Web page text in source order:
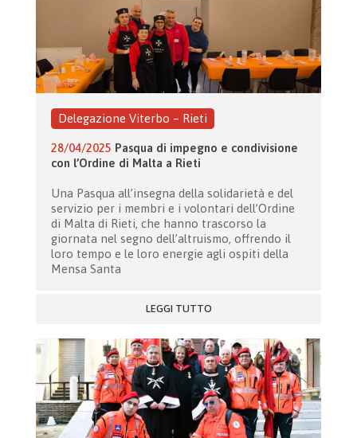
Delegazione Viterbo – Rieti
28/04/2025 Pasqua di impegno e condivisione
con l’Ordine di Malta a Rieti
Una Pasqua all’insegna della solidarietà e del
servizio per i membri e i volontari dell’Ordine
di Malta di Rieti, che hanno trascorso la
giornata nel segno dell’altruismo, offrendo il
loro tempo e le loro energie agli ospiti della
Mensa Santa
LEGGI TUTTO